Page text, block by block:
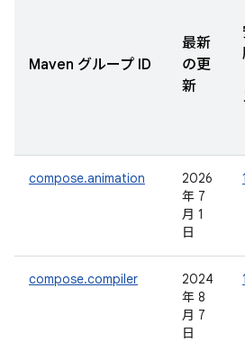
Maven グループ ID
最新
の更
新
compose.animation
2026
年 7
月 1
日
compose.compiler
2024
年 8
月 7
日